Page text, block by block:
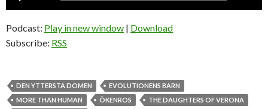
Podcast: Play in new window | Download
Subscribe: RSS
DEN YTTERSTA DOMEN
EVOLUTIONENS BARN
MORE THAN HUMAN
ÖKENROS
THE DAUGHTERS OF VERONA